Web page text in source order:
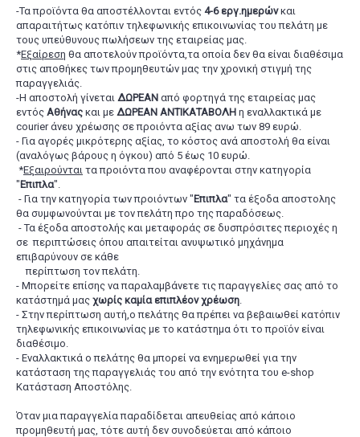
-Τα προϊόντα θα αποστέλλονται εντός 4-6 εργ.ημερώνκαι
απαραιτήτως κατόπιν τηλεφωνικής επικοινωνίας του πελάτη με
τους υπεύθυνους πωλήσεων της εταιρείας μας.
*Εξαίρεση θα αποτελούν προϊόντα,τα οποία δεν θα είναι διαθέσιμα
στις αποθήκες των προμηθευτών μας την χρονική στιγμή της
παραγγελιάς.
-Η αποστολή γίνεται ΔΩΡΕΑΝ από φορτηγά της εταιρείας μας
εντός Αθήνας και με ΔΩΡΕΑΝ ΑΝΤΙΚΑΤΑΒΟΛΗ η εναλλακτικά με
courier άνευ χρέωσης σε προιόντα αξίας ανω των 89 ευρώ.
- Για αγορές μικρότερης αξίας, το κόστος ανά αποστολή θα είναι
(αναλόγως βάρους η όγκου) από 5 έως 10 ευρώ.
*Εξαιρούνται τα προιόντα που αναφέρονται στην κατηγορία
"Επιπλα".
- Για την κατηγορία των προιόντων "Επιπλα" τα έξοδα αποστολης
θα συμφωνούνται με τον πελάτη προ της παραδόσεως.
- Τα έξοδα αποστολής και μεταφοράς σε δυσπρόσιτες περιοχές η
σε περιπτώσεις όπου απαιτείται ανυψωτικό μηχάνημα
επιβαρύνουν σε κάθε
περίπτωση τον πελάτη.
- Μπορείτε επίσης να παραλαμβάνετε τις παραγγελίες σας από το
κατάστημά μας χωρίς καμία επιπλέον χρέωση.
- Στην περίπτωση αυτή,ο πελάτης θα πρέπει να βεβαιωθεί κατόπιν
τηλεφωνικής επικοινωνίας με το κατάστημα ότι το προϊόν είναι
διαθέσιμο.
- Εναλλακτικά ο πελάτης θα μπορεί να ενημερωθεί για την
κατάσταση της παραγγελιάς του από την ενότητα του e-shop
Κατάσταση Αποστόλης.
Όταν μια παραγγελία παραδίδεται απευθείας από κάποιο
προμηθευτή μας, τότε αυτή δεν συνοδεύεται από κάποιο